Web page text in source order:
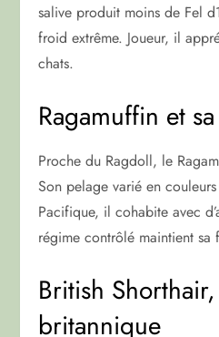
salive produit moins de Fel
froid extrême. Joueur, il
chats.
Ragamuffin et
Proche du Ragdoll, le
Son pelage varié en
Pacifique, il cohabite avec
régime contrôlé maintient sa
British
britannique